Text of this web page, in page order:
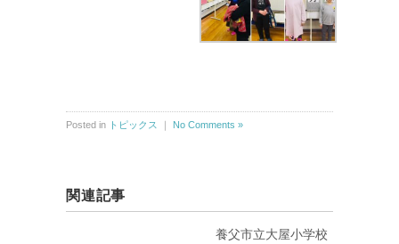
Posted in トピックス ｜ No Comments »
関連記事
養父市立大屋小学校